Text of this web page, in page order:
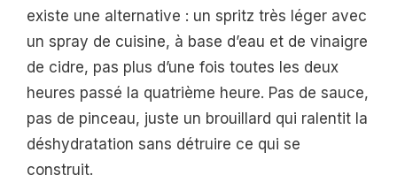
existe une alternative : un spritz très léger avec
un spray de cuisine, à base d’eau et de vinaigre
de cidre, pas plus d’une fois toutes les deux
heures passé la quatrième heure. Pas de sauce,
pas de pinceau, juste un brouillard qui ralentit la
déshydratation sans détruire ce qui se
construit.